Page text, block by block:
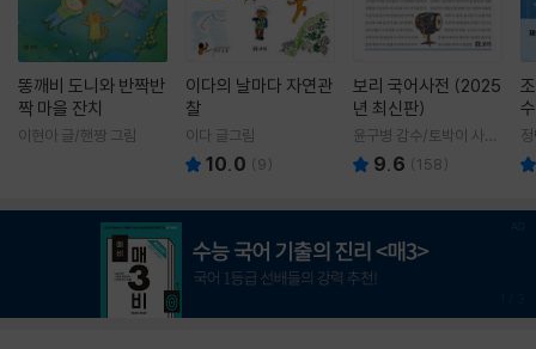
똥깨비 도니와 반짝반
짝 마을 잔치
이현아 글/핸짱 그림
이다의 날마다 자연관
찰
이다 글그림
10.0 (9)
보리 국어사전 (2025
년 최신판)
윤구병 감수/토박이 사전
편찬실 편
9.6 (158)